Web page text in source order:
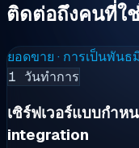
ติดต่อถึงคนที่ใ
ยอดขาย · การเป็นพันธ
1 วันทำการ
เซิร์ฟเวอร์แบบกำห
integration